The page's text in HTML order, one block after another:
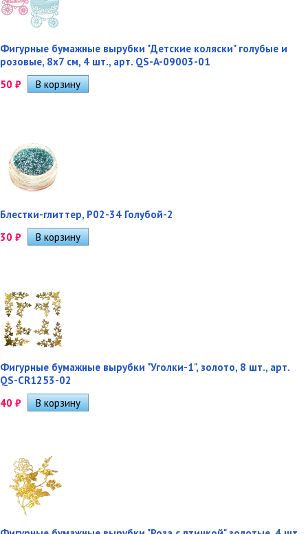
Фигурные бумажные вырубки "Детские коляски" голубые и
розовые, 8х7 см, 4 шт., арт. QS-A-09003-01
50 ₽
Блестки-глиттер, Р02-34 Голубой-2
30 ₽
Фигурные бумажные вырубки "Уголки-1", золото, 8 шт., арт.
QS-CR1253-02
40 ₽